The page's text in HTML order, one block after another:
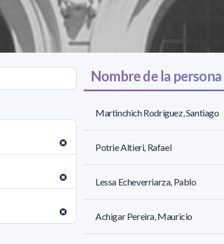
Nombre de la persona
Martinchich Rodríguez, Santiago
Potrie Altieri, Rafael
Lessa Echeverriarza, Pablo
Achigar Pereira, Mauricio